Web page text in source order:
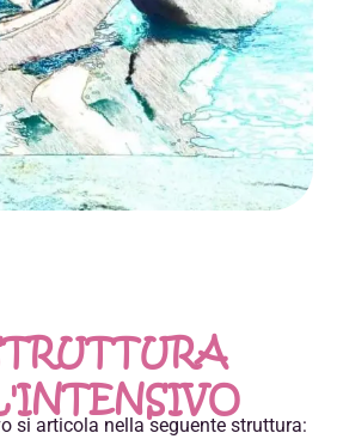
si articola nella seguente struttura: